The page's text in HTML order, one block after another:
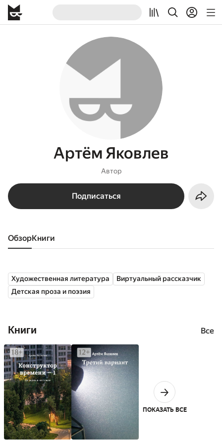
Артём Яковлев
Автор
Подписаться
Обзор книги
Художественная литература
Виртуальный рассказчик
Детская проза и поэзия
Книги Все
ПОКАЗАТЬ ВСЕ